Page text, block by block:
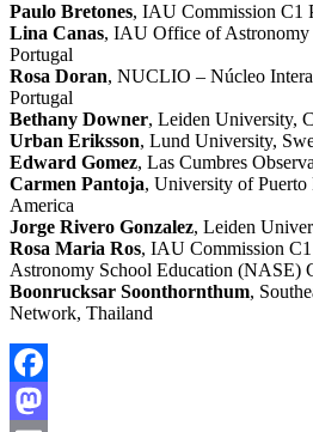
Paulo Bretones, IAU Commission C1
Lina Canas, IAU Office of Astronomy
Portugal
Rosa Doran, NUCLIO – Núcleo
Portugal
Bethany Downer, Leiden University,
Urban Eriksson, Lund University,
Edward Gomez, Las Cumbres
Carmen Pantoja, University of Puerto
America
Jorge Rivero Gonzalez, Leiden
Rosa Maria Ros, IAU Commission
Astronomy School Education (NASE)
Boonrucksar Soonthornthum,
Network, Thailand
Facebook